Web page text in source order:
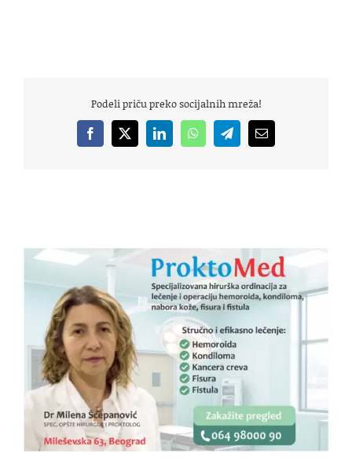
Podeli priču preko socijalnih mreža!
Facebook
X LinkedInWhatsAppTelegramEmail